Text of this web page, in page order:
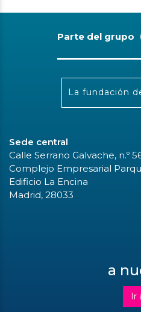
Parte del grupo
La fundación
Sede central
Calle Serrano Galvache, n.º
Complejo Empresarial
Edificio La Encina
Madrid, 28033
a
Ir